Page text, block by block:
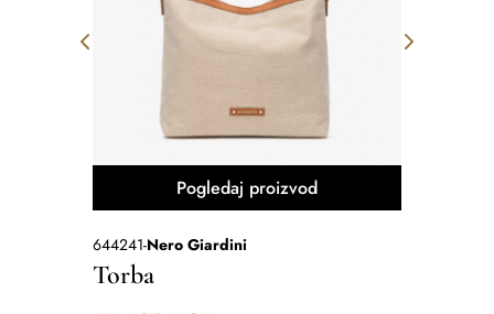
Pogledaj proizvod
644241-Nero Giardini
Torba